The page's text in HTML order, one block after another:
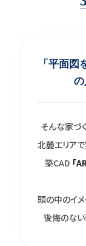
「平面
の
そんな家づ
北麓エリア
築CAD 「
頭の中のイ
後悔のない